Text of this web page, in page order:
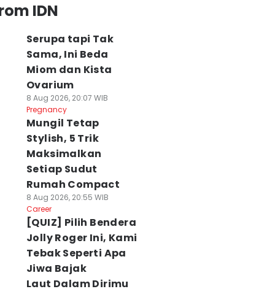
IDN
Serupa tapi Tak
Sama, Ini Beda
Miom dan Kista
Ovarium
8 Aug 2026, 20:07 WIB
Pregnancy
Mungil Tetap
Stylish, 5 Trik
Maksimalkan
Setiap Sudut
Rumah Compact
8 Aug 2026, 20:55 WIB
Career
[QUIZ] Pilih Bendera
Jolly Roger Ini, Kami
Tebak Seperti Apa
Jiwa Bajak
Laut Dalam Dirimu